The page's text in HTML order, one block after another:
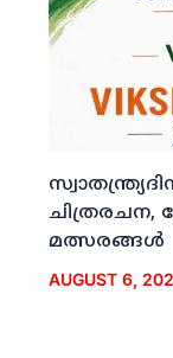
ചിത്രരചന,
മത്സരങ്ങള്‍
AUGUST 6,